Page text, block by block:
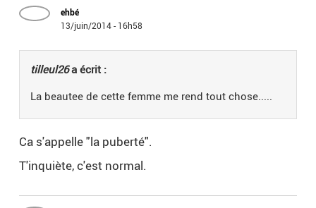
ehbé
13/juin/2014 - 16h58
tilleul26a écrit :
La beautee de cette femme me rend tout chose.....
Ca s'appelle "la puberté".
T'inquiète, c'est normal.